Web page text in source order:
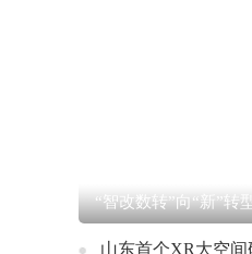
“智改数转”向“新”转
山东首个XR大空